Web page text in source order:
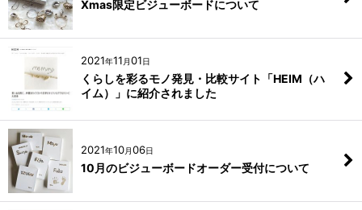
Xmas限定ビジューボードについて
2021年11 月01日
くらしを彩るモノ発見・比較サイト「HEIM（ハ
イム）」に紹介されました
2021年10月06日
10月のビジューボードオーダー受付について